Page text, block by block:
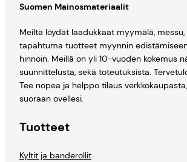
Suomen Mainosmateriaalit
Meiltä löydät laadukkaat myymälä,
tapahtuma tuotteet myynnin
hinnoin. Meillä on yli 10-vuoden kokemus
suunnittelusta, sekä toteutuksista.
Tee nopea ja helppo tilaus
suoraan ovellesi.
Tuotteet
Kyltit ja banderollit